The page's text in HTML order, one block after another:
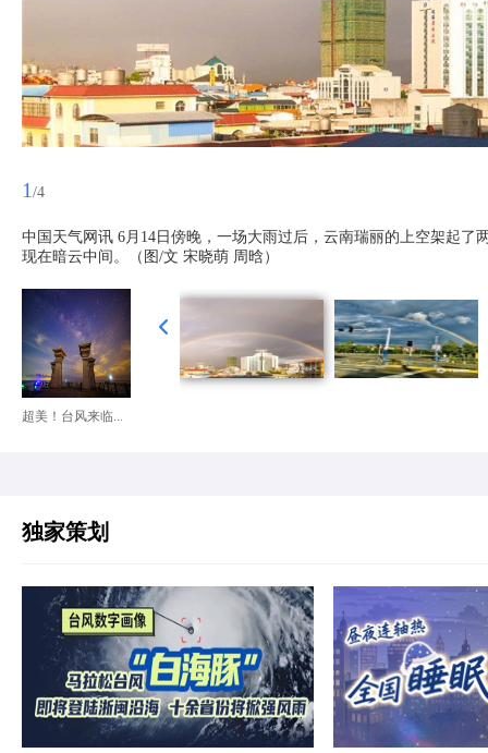
1 /4
中国天气网讯 6月14日傍晚，一场大雨过后，云南瑞丽的上空架起
现在暗云中间。（图/文 宋晓萌 周晗）
超美！台风来临...
独家策划